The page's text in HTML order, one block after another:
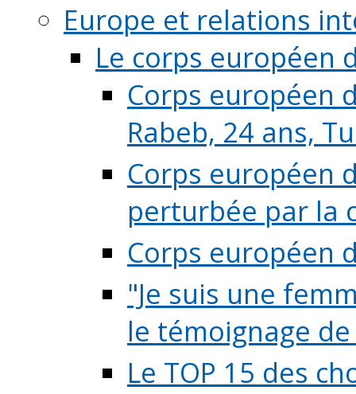
Europe et relations
Le corps européen
Corps européen
Rabeb, 24 ans,
Corps européen
perturbée par la
Corps européen
"Je suis une
le témoignage de
Le TOP 15 des